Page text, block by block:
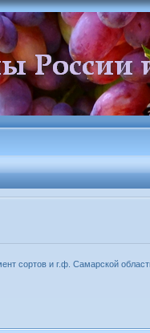
сортов и г.ф. Самарской